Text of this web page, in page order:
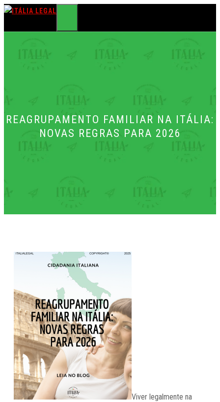
Pular
conteúdo
MENU
REAGRUPAMENTO FAMILIAR NA ITÁLIA:
NOVAS REGRAS PARA 2026
Viver legalmente na